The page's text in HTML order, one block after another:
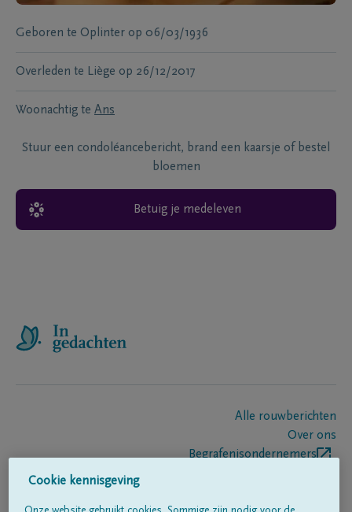
Geboren te Oplinter op 06/03/1936
Overleden te Liège op 26/12/2017
Woonachtig te Ans
Stuur een condoléancebericht, brand een kaarsje of bestel
bloemen
Betuig je medeleven
Alle rouwberichten
Over ons
Begrafenisondernemers
Cookie kennisgeving